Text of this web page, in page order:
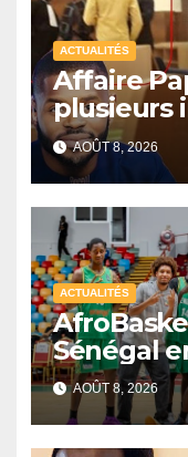
ACTUALITÉS
Affaire
plusieurs
après un
AOÛT 8, 2026
ACTUALITÉS
Sénégal
quarts de
AOÛT 8, 2026